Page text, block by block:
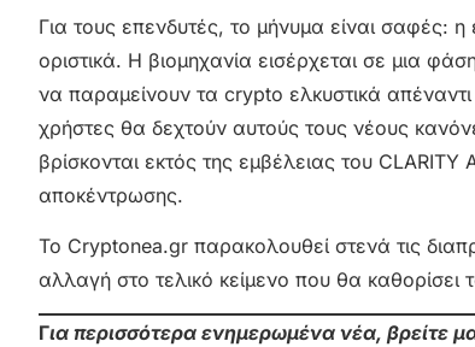
Για τους επενδυτές, το μήνυμα είναι σαφές:
οριστικά. Η βιομηχανία εισέρχεται σε μια
να παραμείνουν τα crypto ελκυστικά
χρήστες θα δεχτούν αυτούς τους νέους
βρίσκονται εκτός της εμβέλειας του
αποκέντρωσης.
Το Cryptonea.gr παρακολουθεί στενά τις
αλλαγή στο τελικό κείμενο που θα
Για περισσότερα ενημερωμένα νέα, βρείτε